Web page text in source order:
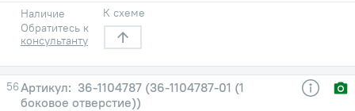
Наличие
Обратитесь к
консультанту
К схеме
56
36-1104787 (36-1104787-01 (1
боковое отверстие))